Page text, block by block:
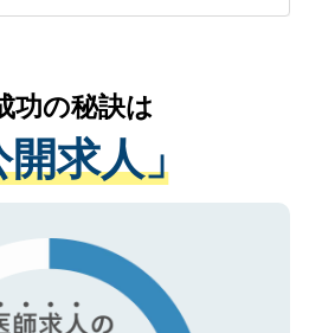
個人データはご本人の許可
取り扱いについての厳密な
した事業者のみに付与され
ーマークを取得済みです。
関してもご安心ください。
在の医療機関の状況や紹介
がら、適切なアドバイスを
ます。すぐにご転職をされ
期的なサポートが可能です
登録ください。
功の秘訣は
開求人」